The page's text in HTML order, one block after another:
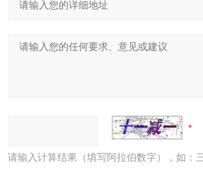
请输入计算结果（填写阿拉伯数字），如：